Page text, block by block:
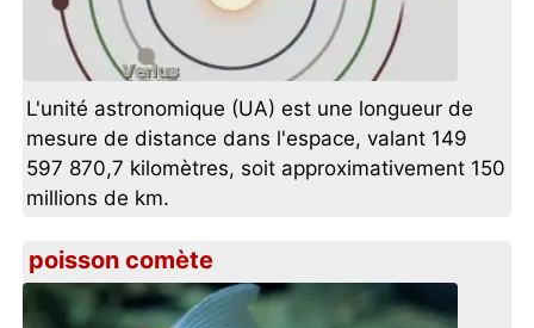
L'unité astronomique (UA) est une longueur de
mesure de distance dans l'espace, valant 149
597 870,7 kilomètres, soit approximativement 150
millions de km.
poisson comète